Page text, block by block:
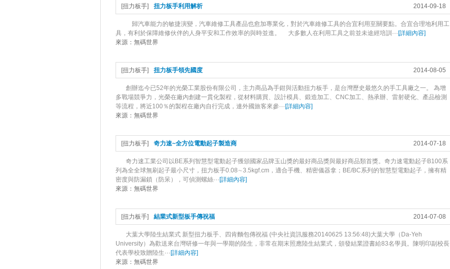
2014-09-18
[扭力板手] 扭力板手利用解析
歸汽車能力的敏捷演變，汽車維修工具產品也愈加專業化，對於汽車維修工具的合宜利用至關要點。合宜合理地利用工
具，有利於保障維修伙伴的人身平安和工作效率的與時並進。 大多數人在利用工具之前並未途經培訓···[詳細內容]
來源： 無碼世界
2014-08-05
[扭力板手] 扭力板手領先國度
創辦迄今已52年的光榮工業股份有限公司，主力商品為手鉗與活動扭力板手，是台灣歷史最悠久的手工具廠之一。 為增
多戰場競爭力，光榮在廠內創建一貫化製程，從材料購買、設計模具、鍛造加工、CNC加工、熱承辦、雷射硬化、產品檢測
等流程，將近100％的製程在廠內自行完成，連外國旅客來參···[詳細內容]
來源： 無碼世界
2014-07-18
[扭力板手] 奇力速~全方位電動起子製造商
奇力速工業公司以BE系列智慧型電動起子獲頒國家品牌玉山獎的最好商品獎與最好商品類首獎。奇力速電動起子B100系
列為全全球無刷起子最小尺寸，扭力板手0.08∼3.5kgf.cm，適合手機、精密儀器拿；BE/BC系列的智慧型電動起子，擁有精
密度與防漏鎖（防呆），可偵測螺絲···[詳細內容]
來源： 無碼世界
2014-07-08
[扭力板手] 結業式新型板手傳祝福
大葉大學陸生結業式 新型扭力板手、四肯麵包傳祝福 (中央社資訊服務20140625 13:56:48)大葉大學（Da-Yeh
University）為歡送來台灣研修一年與一學期的陸生，非常在期末照應陸生結業式，頒發結業證書給83名學員。陳明印副校長
代表學校致贈陸生···[詳細內容]
來源： 無碼世界